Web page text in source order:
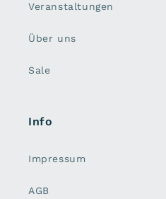
Veranstaltungen
Über uns
Sale
Info
Impressum
AGB